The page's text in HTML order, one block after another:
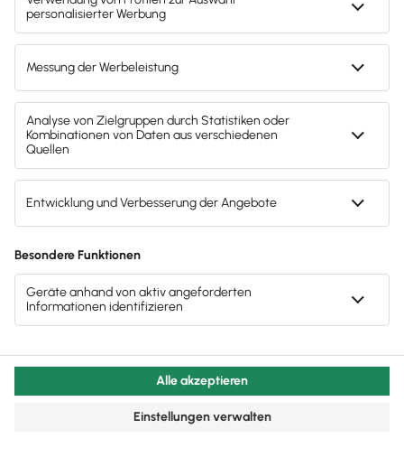
Buchhaltung & Finanzen
Mobile-Payment-Lösungen: 5 Anbieter für
Einbeziehung eines mobilen Endgeräts – kann
Kleinunternehmen dabei helfen, ein neues Ge…